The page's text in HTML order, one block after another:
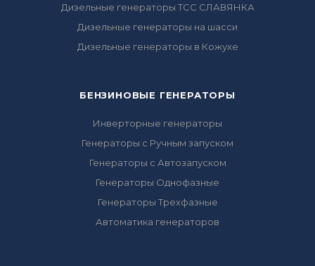
Дизельные генераторы ТСС СЛАВЯНКА
Дизельные генераторы на шасси
Дизельные генераторы в Кожухе
БЕНЗИНОВЫЕ ГЕНЕРАТОРЫ
Инверторные генераторы
Генераторы с Ручным запуском
Генераторы с Автозапуском
Генераторы Однофазные
Генераторы Трехфазные
Автоматика генераторов